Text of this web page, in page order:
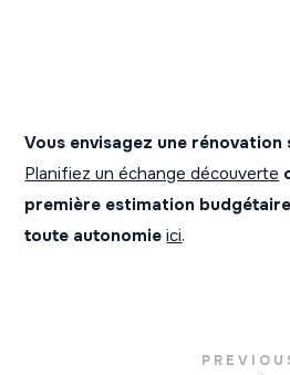
Vous envisagez une rénovation
Planifiez un échange découverte
première estimation
toute autonomie ici.